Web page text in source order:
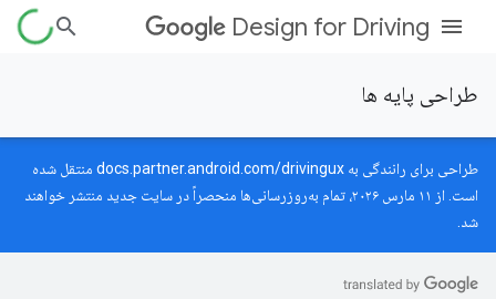
Design for Driving
طراحی پایه ها
طراحی برای رانندگی به docs.partner.android.com/drivingux منتقل شده
است. از ۱۱ مارس ۲۰۲۶، تمام به‌روزرسانی‌ها منحصراً در سایت جدید منتشر خواهند
شد.